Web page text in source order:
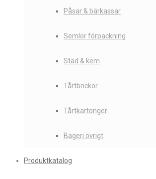
Påsar & bärkassar
Semlor förpackning
Städ & kem
Tårtbrickor
Tårtkartonger
Bageri övrigt
Produktkatalog